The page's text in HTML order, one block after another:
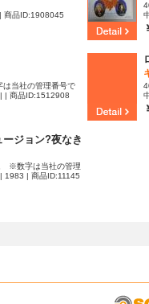
商品ID:1908045
当社の管理番号で
| 商品ID:1512908
ジョン?夜なき
※数字は当社の管理
| NM
1983 | 商品ID:11145